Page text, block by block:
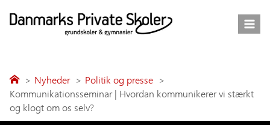
Nyheder
Politik og presse
Kommunikationsseminar | Hvordan kommunikerer vi stærkt
og klogt om os selv?